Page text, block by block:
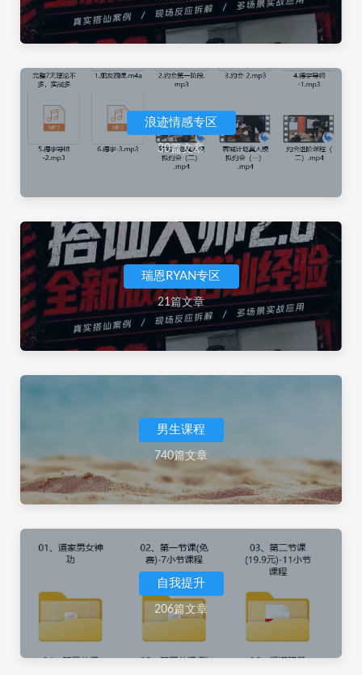
浪迹情感专区
30篇文章
瑞恩RYAN专区
21篇文章
男生课程
740篇文章
自我提升
206篇文章